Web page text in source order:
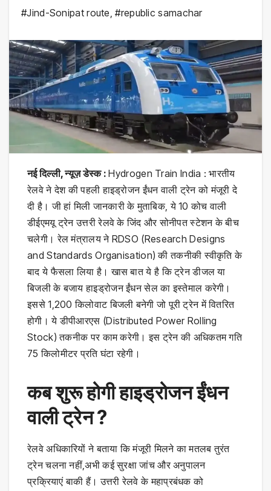
#Jind-Sonipat route,#republic samachar
नई दिल्ली, न्यूज़ डेस्क :Hydrogen Train India : भारतीय
रेलवे ने देश की पहली हाइड्रोजन ईंधन वाली ट्रेन को मंजूरी दे
दी है। जी हां मिली जानकारी के मुताबिक, ये 10 कोच वाली
डीईएमयू ट्रेन उत्तरी रेलवे के जिंद और सोनीपत स्टेशन के बीच
चलेगी। रेल मंत्रालय ने RDSO (Research Designs
and Standards Organisation) की तकनीकी स्वीकृति के
बाद ये फैसला लिया है। खास बात ये है कि ट्रेन डीजल या
बिजली के बजाय हाइड्रोजन ईंधन सेल का इस्तेमाल करेगी।
इससे 1,200 किलोवाट बिजली बनेगी जो पूरी ट्रेन में वितरित
होगी। ये डीपीआरएस (Distributed Power Rolling
Stock) तकनीक पर काम करेगी। इस ट्रेन की अधिकतम गति
75 किलोमीटर प्रति घंटा रहेगी।
कब शुरू होगी हाइड्रोजन ईंधन
वाली ट्रेन ?
रेलवे अधिकारियों ने बताया कि मंजूरी मिलने का मतलब तुरंत
ट्रेन चलना नहीं,अभी कई सुरक्षा जांच और अनुपालन
प्रक्रियाएं बाकी हैं। उत्तरी रेलवे के महाप्रबंधक को